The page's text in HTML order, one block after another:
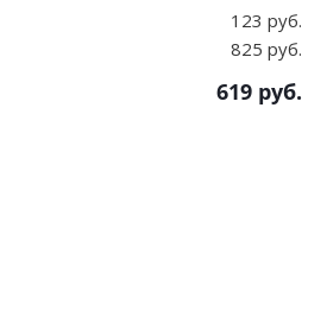
123 руб.
825 руб.
619 руб.